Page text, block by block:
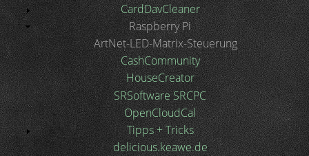
CardDavCleaner
Raspberry Pi
ArtNet-LED-Matrix-Steuerung
CashCommunity
HouseCreator
SRSoftware SRCPC
OpenCloudCal
Tipps + Tricks
delicious.keawe.de